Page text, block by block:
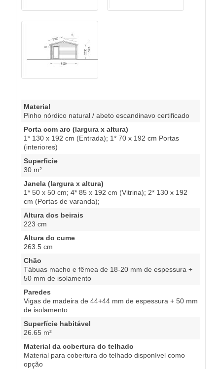
Material
Pinho nórdico natural / abeto escandinavo certificado
Porta com aro (largura x altura)
1* 130 x 192 cm (Entrada); 1* 70 x 192 cm Portas
(interiores)
Superficie
30 m²
Janela (largura x altura)
1* 50 x 50 cm; 4* 85 x 192 cm (Vitrina); 2* 130 x 192
cm (Portas de varanda);
Altura dos beirais
223 cm
Altura do cume
263.5 cm
Chão
Tábuas macho e fêmea de 18-20 mm de espessura +
50 mm de isolamento
Paredes
Vigas de madeira de 44+44 mm de espessura + 50 mm
de isolamento
Superfície habitável
26.65 m²
Material da cobertura do telhado
Material para cobertura do telhado disponível como
opção